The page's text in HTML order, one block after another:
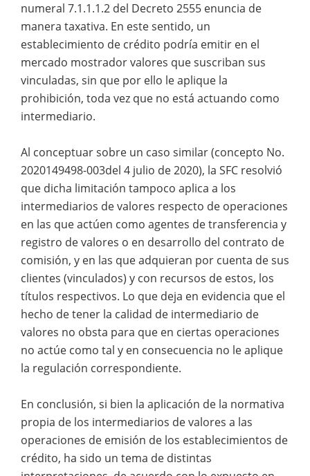
numeral 7.1.1.1.2 del Decreto 2555 enuncia de
manera taxativa. En este sentido, un
establecimiento de crédito podría emitir en el
mercado mostrador valores que suscriban sus
vinculadas, sin que por ello le aplique la
prohibición, toda vez que no está actuando como
intermediario.
Al conceptuar sobre un caso similar (concepto No.
2020149498-003del 4 julio de 2020), la SFC resolvió
que dicha limitación tampoco aplica a los
intermediarios de valores respecto de operaciones
en las que actúen como agentes de transferencia y
registro de valores o en desarrollo del contrato de
comisión, y en las que adquieran por cuenta de sus
clientes (vinculados) y con recursos de estos, los
títulos respectivos. Lo que deja en evidencia que el
hecho de tener la calidad de intermediario de
valores no obsta para que en ciertas operaciones
no actúe como tal y en consecuencia no le aplique
la regulación correspondiente.
En conclusión, si bien la aplicación de la normativa
propia de los intermediarios de valores a las
operaciones de emisión de los establecimientos de
crédito, ha sido un tema de distintas